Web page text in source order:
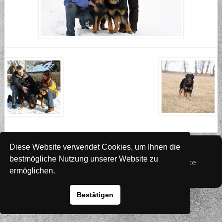
Websitewww.rada-it.com
© 2026 Australian Shepherd - Hovawart - Zuchtstätte
von Altwartenburg
Diese Website verwendet Cookies, um Ihnen die
bestmögliche Nutzung unserer Website zu
ermöglichen.
Bestätigen